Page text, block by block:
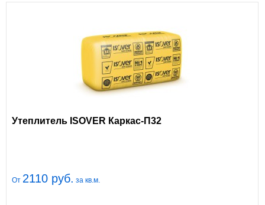
Утеплитель ISOVER Каркас-П32
От 2110 руб. за кв.м.